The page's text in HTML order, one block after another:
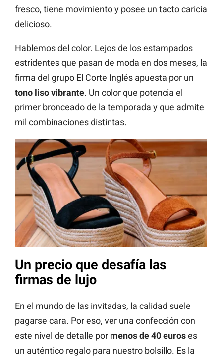
fresco, tiene movimiento y posee un tacto caricia
delicioso.
Hablemos del color. Lejos de los estampados
estridentes que pasan de moda en dos meses, la
firma del grupo El Corte Inglés apuesta por un
tono liso vibrante. Un color que potencia el
primer bronceado de la temporada y que admite
mil combinaciones distintas.
Un precio que desafía las
firmas de lujo
En el mundo de las invitadas, la calidad suele
pagarse cara. Por eso, ver una confección con
este nivel de detalle por menos de 40 euroses
un auténtico regalo para nuestro bolsillo. Es la